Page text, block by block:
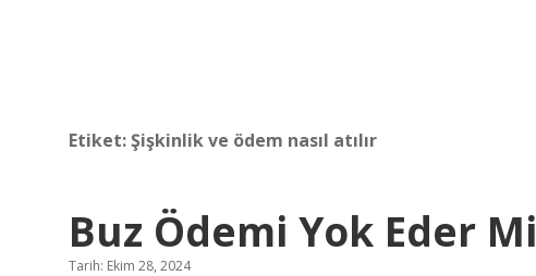
Etiket:Şişkinlik ve ödem nasıl atılır
Buz Ödemi Yok Eder Mi
Tarih: Ekim 28, 2024